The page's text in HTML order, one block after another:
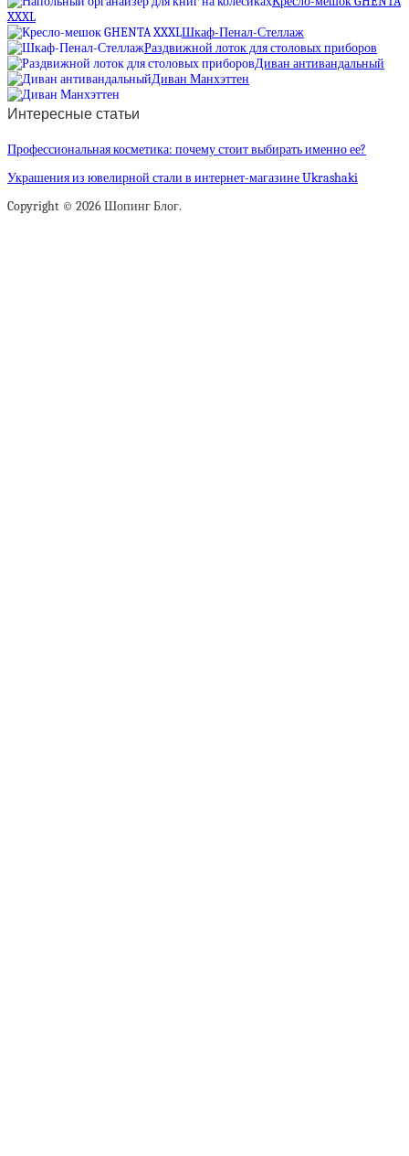
XXXL
Шкаф-Пенал-Стеллаж
Раздвижной лоток для столовых приборов
Диван антивандальный
Диван Манхэттен
Интересные статьи
Профессиональная косметика: почему стоит выбирать именно ее?
Украшения из ювелирной стали в интернет-магазине Ukrashaki
Copyright © 2026 Шопинг Блог.